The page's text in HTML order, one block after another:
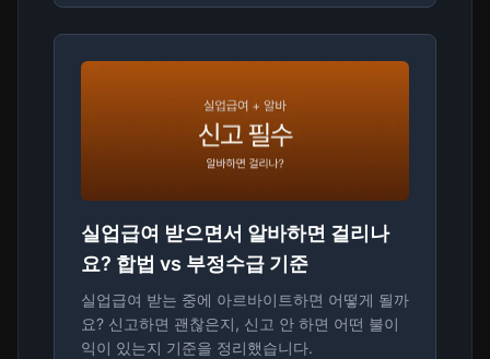
실업급여 받으면서 알바하면 걸리나
요? 합법 vs 부정수급 기준
실업급여 받는 중에 아르바이트하면 어떻게 될까
요? 신고하면 괜찮은지, 신고 안 하면 어떤 불이
익이 있는지 기준을 정리했습니다.